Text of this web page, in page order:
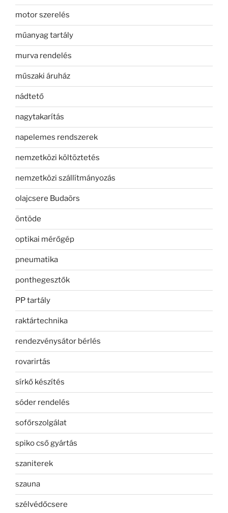
motor szerelés
műanyag tartály
murva rendelés
műszaki áruház
nádtető
nagytakarítás
napelemes rendszerek
nemzetközi költöztetés
nemzetközi szállítmányozás
olajcsere Budaörs
öntöde
optikai mérőgép
pneumatika
ponthegesztők
PP tartály
raktártechnika
rendezvénysátor bérlés
rovarirtás
sírkő készítés
sóder rendelés
sofőrszolgálat
spiko cső gyártás
szaniterek
szauna
szélvédőcsere